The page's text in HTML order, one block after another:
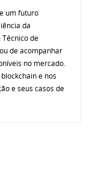
um futuro
da
de
de acompanhar
no mercado.
e nos
e seus casos de